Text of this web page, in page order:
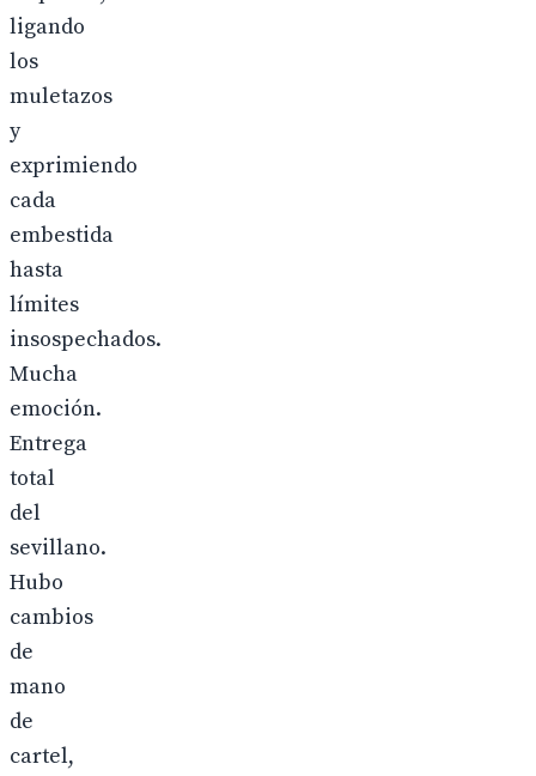
ligando
los
muletazos
y
exprimiendo
cada
embestida
hasta
límites
insospechados.
Mucha
emoción.
Entrega
total
del
sevillano.
Hubo
cambios
de
mano
de
cartel,